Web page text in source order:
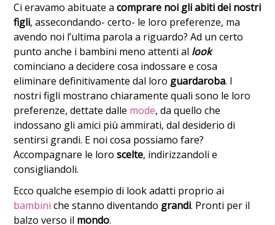
Ci eravamo abituate acomprare noi gli abiti dei nostri
figli, assecondando- certo- le loro preferenze, ma
avendo noi l’ultima parola a riguardo? Ad un certo
punto anche i bambini meno attenti al look
cominciano a decidere cosa indossare e cosa
eliminare definitivamente dal loro guardaroba. I
nostri figli mostrano chiaramente quali sono le loro
preferenze, dettate dalle mode, da quello che
indossano gli amici più ammirati, dal desiderio di
sentirsi grandi. E noi cosa possiamo fare?
Accompagnare le loroscelte, indirizzandoli e
consigliandoli.
Ecco qualche esempio di look adatti proprio ai
bambiniche stanno diventando grandi. Pronti per il
balzo verso il mondo.